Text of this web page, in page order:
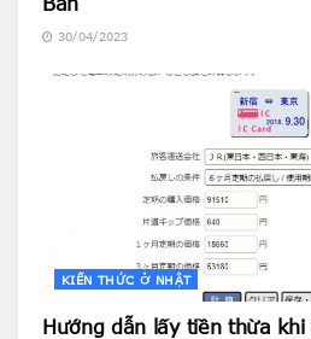
30/04/2023
KIẾN THỨC Ở NHẬT
Hướng dẫn lấy tiền thừa